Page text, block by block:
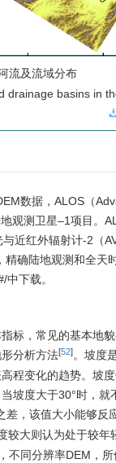
流及流域分布
drainage basins in
数据，ALOS（
观测卫星–1项目。
近红外辐射计-2（
确陆地观测和全天
下载。
标，常见的基本地
分析方法[52]。坡度
程变化的趋势。坡
坡度大于30°时，
，该值大小能够反
较大则认为处于较
不同分辨率DEM，